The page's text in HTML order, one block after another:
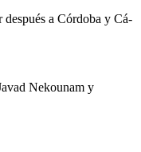
a Córdoba y Cá-
Nekounam y